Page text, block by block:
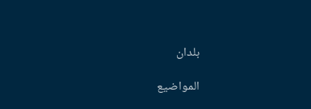
بلدان
المواضيع